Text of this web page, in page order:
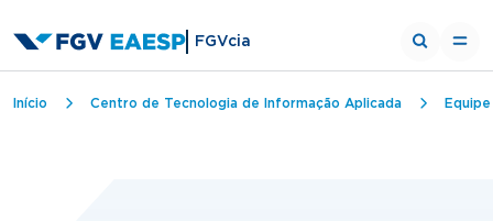
FGVcia
Trilha de navegação
Início Centro de Tecnologia de Informação Aplicada Equipe